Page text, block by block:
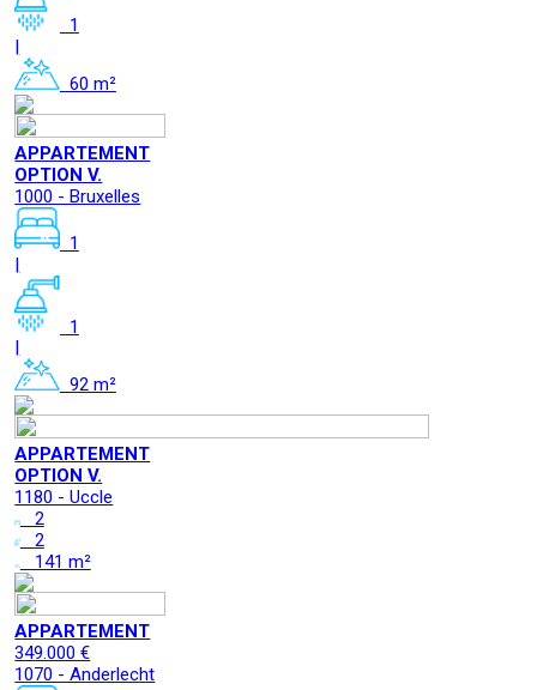
1
|
60 m²
APPARTEMENT
OPTION V.
1000 - Bruxelles
1
|
1
92 m²
APPARTEMENT
OPTION V.
1180 - Uccle
2
2
141 m²
APPARTEMENT
349.000 €
1070 - Anderlecht